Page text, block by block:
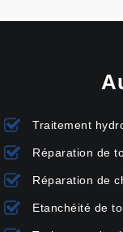
Traitement
Réparation de
Réparation de
Etanchéité de